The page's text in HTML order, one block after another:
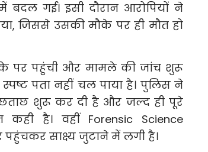
गई। इसी दौरान आरोपियों ने
जिससे उसकी मौके पर ही मौत हो
पर पहुंची और मामले की जांच शुरू
पता नहीं चल पाया है। पुलिस ने
शुरू कर दी है और जल्द ही पूरे
है। वहीं Forensic Science
पहुंचकर साक्ष्य जुटाने में लगी है।